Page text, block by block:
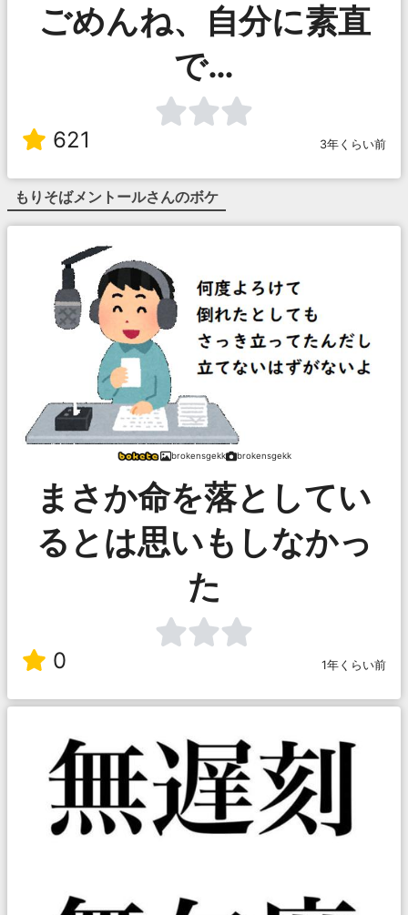
ごめんね、自分に素直
で…
621 3年くらい前
もりそばメントールさんのボケ
brokensgekk brokensgekk
まさか命を落としてい
るとは思いもしなかっ
た
0 1年くらい前